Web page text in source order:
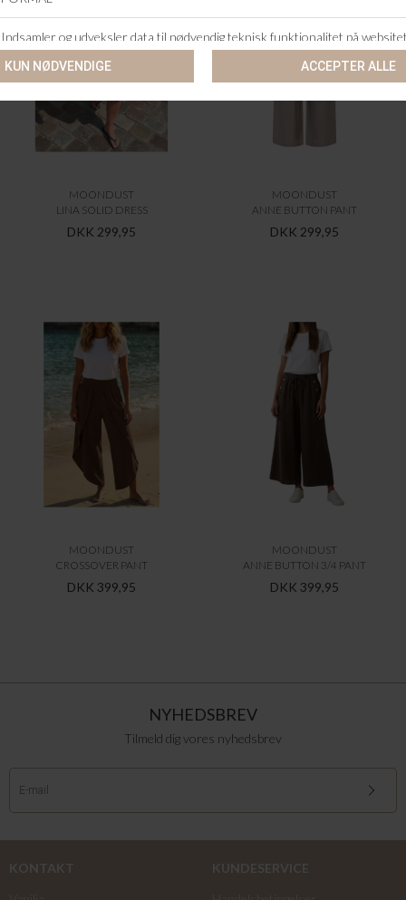
MOONDUST
LINA SOLID DRESS
DKK 299,95
MOONDUST
ANNE BUTTON PANT
DKK 299,95
MOONDUST
CROSSOVER PANT
DKK 399,95
MOONDUST
ANNE BUTTON 3/4 PANT
DKK 399,95
NYHEDSBREV
Tilmeld dig vores nyhedsbrev
KONTAKT
KUNDESERVICE